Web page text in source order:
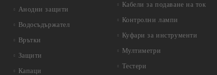
Анодни защити
Водосъдържател
Врътки
Защити
Капаци
Кабели за подаване на ток
Контролни лампи
Куфари за инструменти
Мултиметри
Тестери